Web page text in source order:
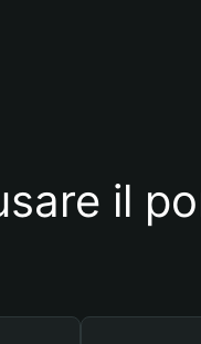
il